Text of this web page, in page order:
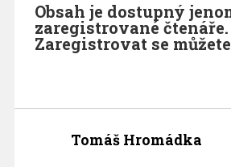
Obsah je dostupný
zaregistrované čtenáře.
Zaregistrovat se můžete
Tomáš Hromádka